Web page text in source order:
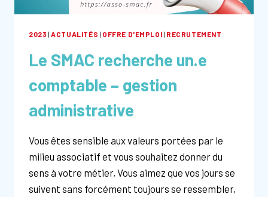
2023 | ACTUALITÉS | OFFRE D'EMPLOI | RECRUTEMENT
Le SMAC recherche un.e
comptable – gestion
administrative
Vous êtes sensible aux valeurs portées par le
milieu associatif et vous souhaitez donner du
sens à votre métier, Vous aimez que vos jours se
suivent sans forcément toujours se ressembler,